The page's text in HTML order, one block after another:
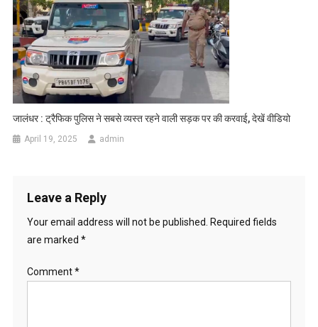
जालंधर : ट्रैफिक पुलिस ने सबसे व्यस्त रहने वाली सड़क पर की करवाई, देखें वीडियो
April 19, 2025 admin
Leave a Reply
Your email address will not be published. Required fields
are marked *
Comment*